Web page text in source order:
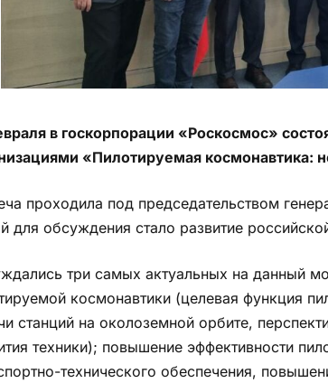
в госкорпорации «Роскосмос»
«Пилотируемая космонавтика:
проходила под председательством
для обсуждения стало развитие
три самых актуальных на данный
космонавтики (целевая функция
станций на околоземной орбите,
техники); повышение эффективности
технического обеспечения,